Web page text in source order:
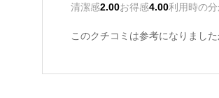
清潔感2.00お得感4.00利用時の
このクチコミは参考になりました